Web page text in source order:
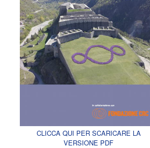
CLICCA QUI PER SCARICARE LA
VERSIONE PDF